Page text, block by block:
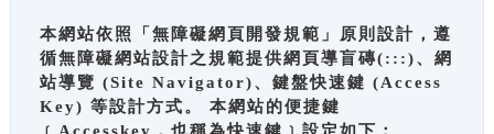
本網站依照「無障礙網頁開發規範」原則設計，遵
循無障礙網站設計之規範提供網頁導盲磚(:::)、網
站導覽 (Site Navigator)、鍵盤快速鍵 (Access
Key) 等設計方式。 本網站的便捷鍵